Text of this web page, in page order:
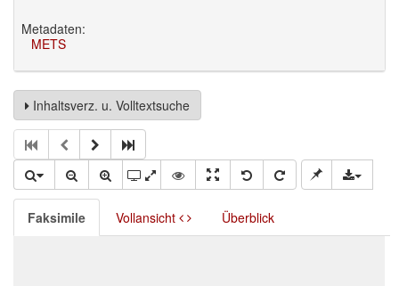
Metadaten:
METS
Inhaltsverz. u. Volltextsuche
Faksimile Vollansicht Überblick